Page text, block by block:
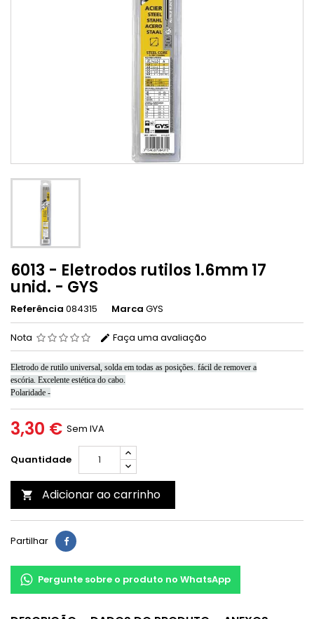
6013 - Eletrodos rutilos 1.6mm 17
unid. - GYS
Referência 084315 Marca GYS
Nota Faça uma avaliação
Eletrodo de rutilo universal, solda em todas as posições. fácil de remover a
escória. Excelente estética do cabo.
Polaridade -
3,30 € Sem IVA
Quantidade
 Adicionar ao carrinho
Partilhar
Pergunte sobre o produto no WhatsApp